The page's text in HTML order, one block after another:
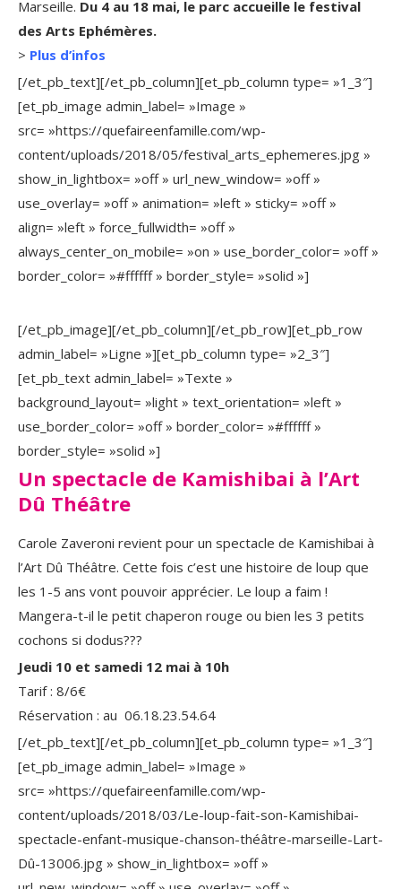
Marseille. Du 4 au 18 mai, le parc accueille le festival
des Arts Ephémères.
> Plus d’infos
[/et_pb_text][/et_pb_column][et_pb_column type= »1_3″]
[et_pb_image admin_label= »Image »
src= »https://quefaireenfamille.com/wp-
content/uploads/2018/05/festival_arts_ephemeres.jpg »
show_in_lightbox= »off » url_new_window= »off »
use_overlay= »off » animation= »left » sticky= »off »
align= »left » force_fullwidth= »off »
always_center_on_mobile= »on » use_border_color= »off »
border_color= »#ffffff » border_style= »solid »]
[/et_pb_image][/et_pb_column][/et_pb_row][et_pb_row
admin_label= »Ligne »][et_pb_column type= »2_3″]
[et_pb_text admin_label= »Texte »
background_layout= »light » text_orientation= »left »
use_border_color= »off » border_color= »#ffffff »
border_style= »solid »]
Un spectacle de Kamishibai à l’Art
Dû Théâtre
Carole Zaveroni revient pour un spectacle de Kamishibai à
l’Art Dû Théâtre. Cette fois c’est une histoire de loup que
les 1-5 ans vont pouvoir apprécier. Le loup a faim !
Mangera-t-il le petit chaperon rouge ou bien les 3 petits
cochons si dodus???
Jeudi 10 et samedi 12 mai à 10h
Tarif : 8/6€
Réservation : au 06.18.23.54.64
[/et_pb_text][/et_pb_column][et_pb_column type= »1_3″]
[et_pb_image admin_label= »Image »
src= »https://quefaireenfamille.com/wp-
content/uploads/2018/03/Le-loup-fait-son-Kamishibai-
spectacle-enfant-musique-chanson-théâtre-marseille-Lart-
Dû-13006.jpg » show_in_lightbox= »off »